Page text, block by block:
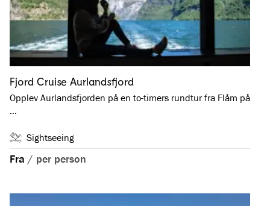
Fjord Cruise Aurlandsfjord
Opplev Aurlandsfjorden på en to-timers rundtur fra Flåm på
Sightseeing
Fra / per person